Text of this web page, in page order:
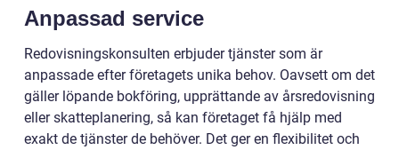
Anpassad service
Redovisningskonsulten erbjuder tjänster som är
anpassade efter företagets unika behov. Oavsett om det
gäller löpande bokföring, upprättande av årsredovisning
eller skatteplanering, så kan företaget få hjälp med
exakt de tjänster de behöver. Det ger en flexibilitet och